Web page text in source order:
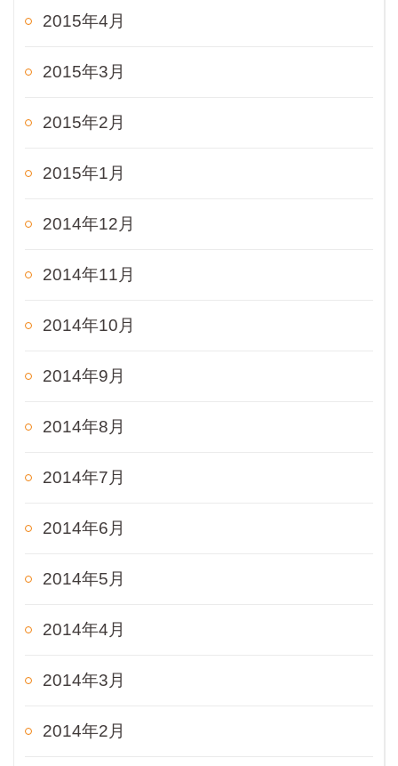
2015年4月
2015年3月
2015年2月
2015年1月
2014年12月
2014年11月
2014年10月
2014年9月
2014年8月
2014年7月
2014年6月
2014年5月
2014年4月
2014年3月
2014年2月